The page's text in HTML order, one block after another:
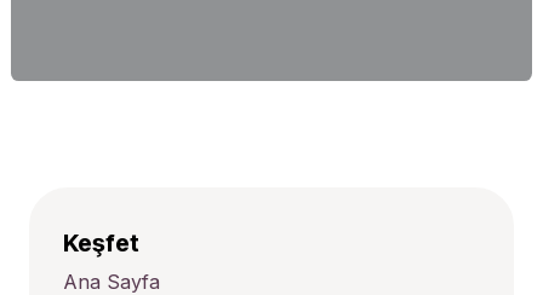
Keşfet
Ana Sayfa